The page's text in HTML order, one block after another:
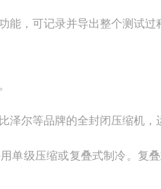
能，可记录并导出整个测试过
泽尔等品牌的全封闭压缩机，
单级压缩或复叠式制冷。复